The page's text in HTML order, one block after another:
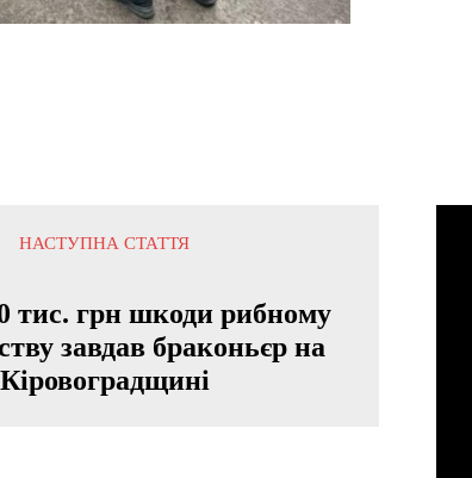
НАСТУПНА СТАТТЯ
тис. грн шкоди рибному
завдав браконьєр на
Кіровоградщині